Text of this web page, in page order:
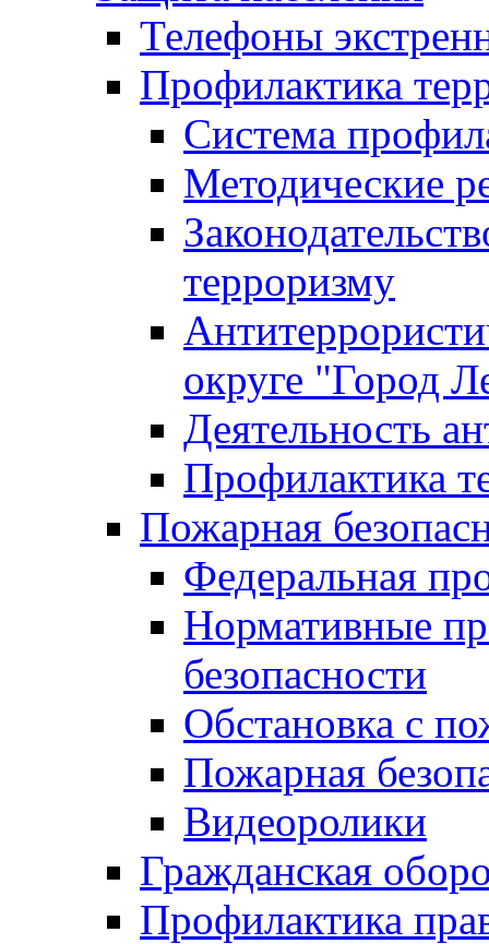
Телефоны
Профилактика
Система
Методические
терроризму
округе "Город
Деятельность
Профилактика
Пожарная
Федеральная
Нормативные
безопасности
Обстановка с
Пожарная
Видеоролики
Гражданская
Профилактика